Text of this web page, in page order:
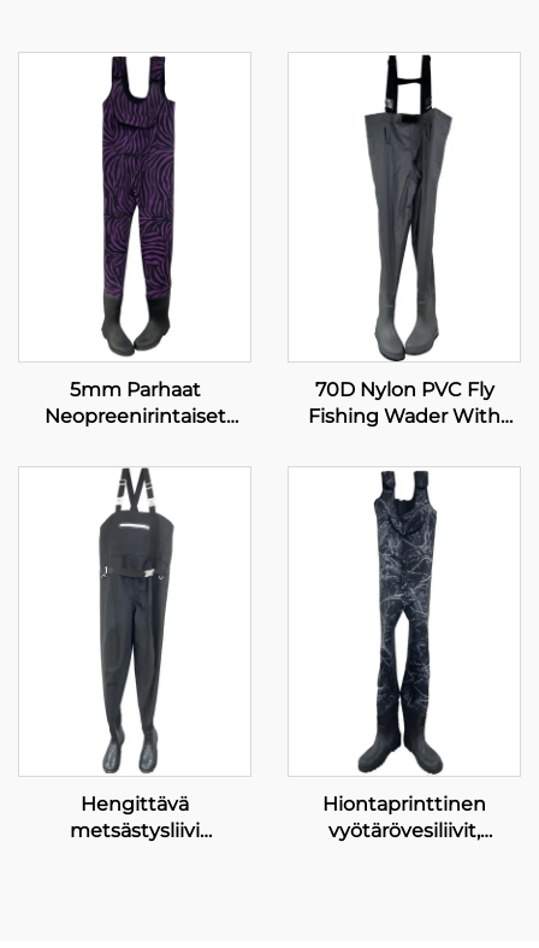
5mm Parhaat
Neopreenirintaiset
Naisille
Kalastuskenkäpakkaus
70D Nylon PVC Fly
Fishing Wader With
Hengittävä
metsästysliivi
Hiontaprinttinen
vyötärövesiliivit,